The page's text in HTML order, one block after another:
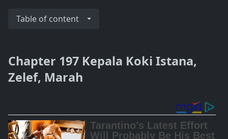
Table of content
Chapter 197 Kepala Koki Istana,
Zelef, Marah